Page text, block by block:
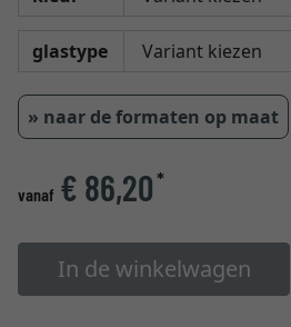
glastype
» naar de formaten op maat
vanaf € 86,20*
In de winkelwagen